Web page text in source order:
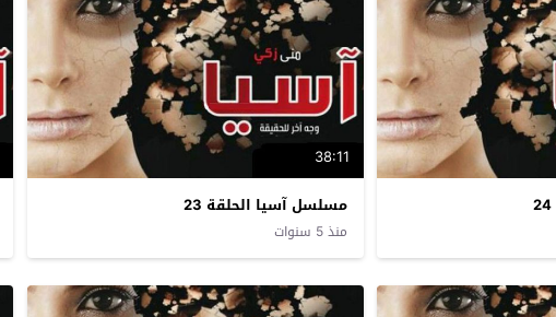
38:11
مسلسل آسيا الحلقة 23
منذ 5 سنوات